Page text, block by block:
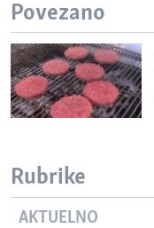
Jezici
Povezano
Rubrike
AKTUELNO